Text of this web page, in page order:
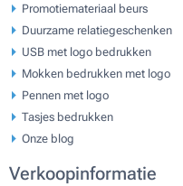
Promotiemateriaal beurs
Duurzame relatiegeschenken
USB met logo bedrukken
Mokken bedrukken met logo
Pennen met logo
Tasjes bedrukken
Onze blog
Verkoopinformatie